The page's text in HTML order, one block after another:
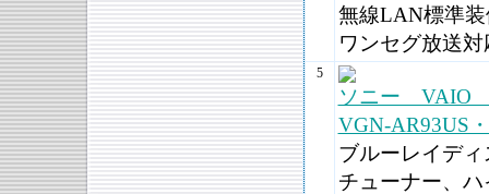
無線LAN標準装
ワンセグ放送
5
ソニー VAIO
VGN-AR93US
ブルーレイデ
チューナー、